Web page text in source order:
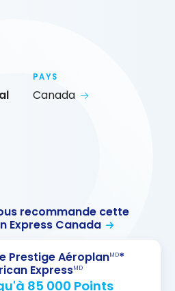
PAYS
Canada
recommande cette
Express Canada
Prestige AéroplanMD*
ExpressMD
85 000 Points